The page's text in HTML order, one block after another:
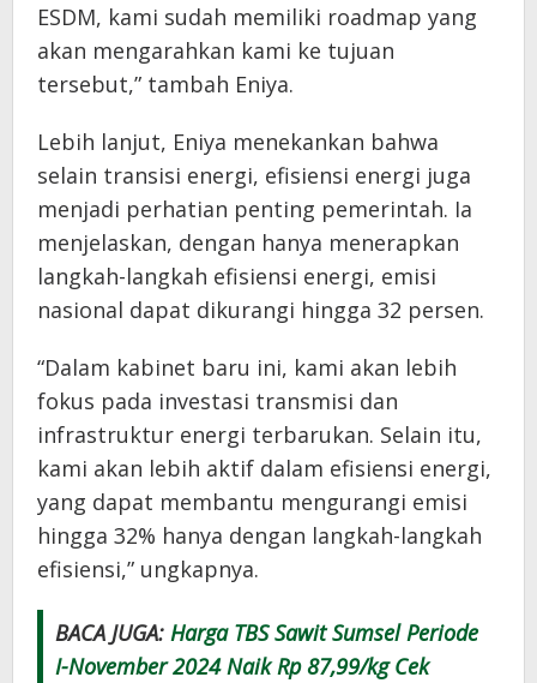
ESDM, kami sudah memiliki roadmap yang
akan mengarahkan kami ke tujuan
tersebut,” tambah Eniya.
Lebih lanjut, Eniya menekankan bahwa
selain transisi energi, efisiensi energi juga
menjadi perhatian penting pemerintah. Ia
menjelaskan, dengan hanya menerapkan
langkah-langkah efisiensi energi, emisi
nasional dapat dikurangi hingga 32 persen.
“Dalam kabinet baru ini, kami akan lebih
fokus pada investasi transmisi dan
infrastruktur energi terbarukan. Selain itu,
kami akan lebih aktif dalam efisiensi energi,
yang dapat membantu mengurangi emisi
hingga 32% hanya dengan langkah-langkah
efisiensi,” ungkapnya.
BACA JUGA: Harga TBS Sawit Sumsel Periode
I-November 2024 Naik Rp 87,99/kg Cek